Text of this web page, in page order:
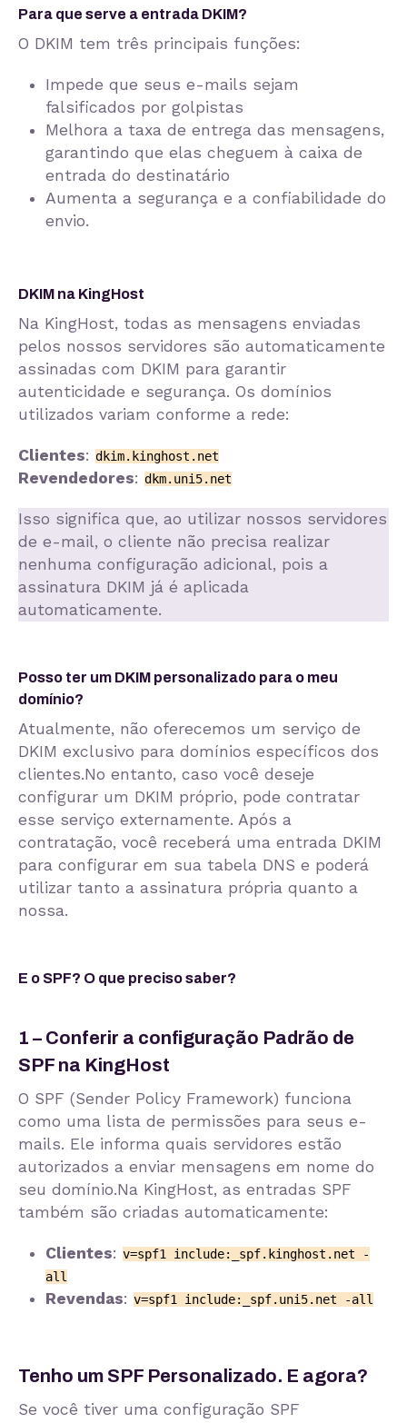
Para que serve a entrada DKIM?
O DKIM tem três principais funções:
Impede que seus e-mails sejam
falsificados por golpistas
Melhora a taxa de entrega das mensagens,
garantindo que elas cheguem à caixa de
entrada do destinatário
Aumenta a segurança e a confiabilidade do
envio.
DKIM na KingHost
Na KingHost, todas as mensagens enviadas
pelos nossos servidores são automaticamente
assinadas com DKIM para garantir
autenticidade e segurança. Os domínios
utilizados variam conforme a rede:
Clientes: dkim.kinghost.net
Revendedores: dkm.uni5.net
Isso significa que, ao utilizar nossos servidores
de e-mail, o cliente não precisa realizar
nenhuma configuração adicional, pois a
assinatura DKIM já é aplicada
automaticamente.
Posso ter um DKIM personalizado para o meu
domínio?
Atualmente, não oferecemos um serviço de
DKIM exclusivo para domínios específicos dos
clientes.No entanto, caso você deseje
configurar um DKIM próprio, pode contratar
esse serviço externamente. Após a
contratação, você receberá uma entrada DKIM
para configurar em sua tabela DNS e poderá
utilizar tanto a assinatura própria quanto a
nossa.
E o SPF? O que preciso saber?
1 – Conferir a configuração Padrão de
SPF na KingHost
O SPF (Sender Policy Framework) funciona
como uma lista de permissões para seus e-
mails. Ele informa quais servidores estão
autorizados a enviar mensagens em nome do
seu domínio.Na KingHost, as entradas SPF
também são criadas automaticamente:
Clientes: v=spf1 include:_spf.kinghost.net -
all
Revendas: v=spf1 include:_spf.uni5.net -all
Tenho um SPF Personalizado. E agora?
Se você tiver uma configuração SPF